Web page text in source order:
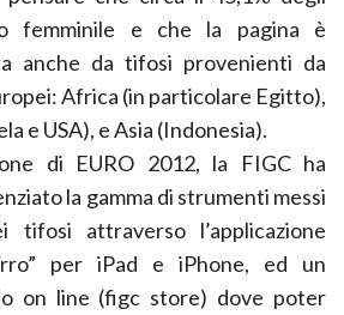
femminile e che la pagina è
anche da tifosi provenienti da
Africa (in particolare Egitto),
e USA), e Asia (Indonesia).
di EURO 2012, la FIGC ha
la gamma di strumenti messi
tifosi attraverso l’applicazione
per iPad e iPhone, ed un
on line (figc store) dove poter